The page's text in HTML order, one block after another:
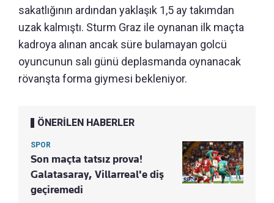
sakatlığının ardından yaklaşık 1,5 ay takımdan
uzak kalmıştı. Sturm Graz ile oynanan ilk maçta
kadroya alınan ancak süre bulamayan golcü
oyuncunun salı günü deplasmanda oynanacak
rövanşta forma giymesi bekleniyor.
ÖNERİLEN HABERLER
SPOR
Son maçta tatsız prova!
Galatasaray, Villarreal'e diş
geçiremedi